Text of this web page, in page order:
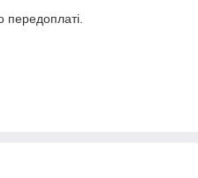
передоплаті.